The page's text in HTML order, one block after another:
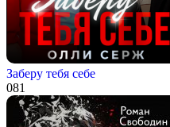
Заберу тебя себе
081